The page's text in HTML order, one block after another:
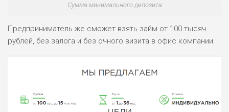
ДОХОД: ВЫСОКИЙ
БЮДЖЕТ: НИЗКИЙ
Сумма минимального депозита
Предприниматель же сможет взять займ от 100 тысяч
рублей, без залога и без очного визита в офис компании.